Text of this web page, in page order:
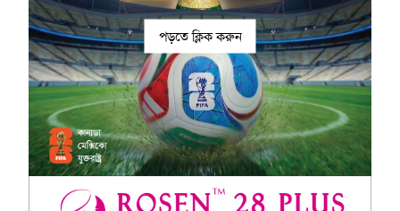
পড়তে ক্লিক করুন